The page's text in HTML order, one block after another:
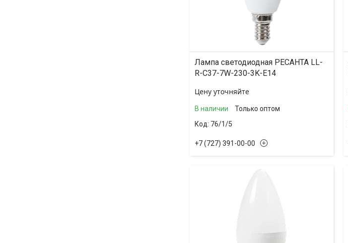
Лампа светодиодная РЕСАНТА LL-
R-C37-7W-230-3K-E14
Цену уточняйте
В наличии
Только оптом
76/1/5
+7 (727) 391-00-00